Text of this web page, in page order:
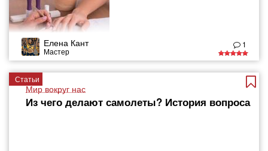
Елена Кант
Мастер
1
Статьи
Мир вокруг нас
Из чего делают самолеты? История вопроса